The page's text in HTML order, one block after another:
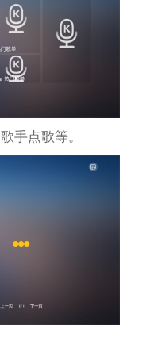
手点歌等。